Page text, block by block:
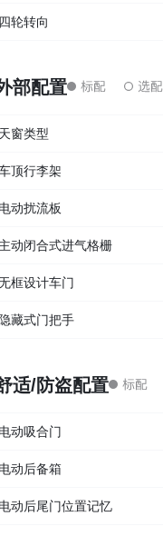
四轮转向
部配置
天窗类型
顶行李架
电动扰流板
主动闭合式进气格栅
框设计车门
隐藏式门把手
适/防盗配置
电动吸合门
电动后备箱
电动后尾门位置记忆